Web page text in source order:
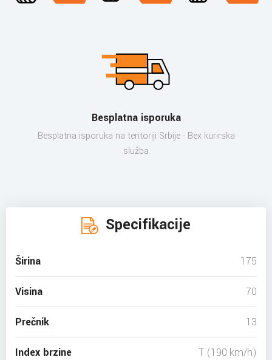
Besplatna isporuka
Besplatna isporuka na teritoriji Srbije - Bex kurirska
služba
Specifikacije
Širina 175
Visina 70
Prečnik 13
Index brzine T (190 km/h)